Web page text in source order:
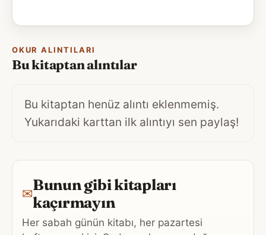
OKUR ALINTILARI
Bu kitaptan alıntılar
Bu kitaptan henüz alıntı eklenmemiş.
Yukarıdaki karttan ilk alıntıyı sen paylaş!
✉Bunun gibi kitapları
kaçırmayın
Her sabah günün kitabı, her pazartesi